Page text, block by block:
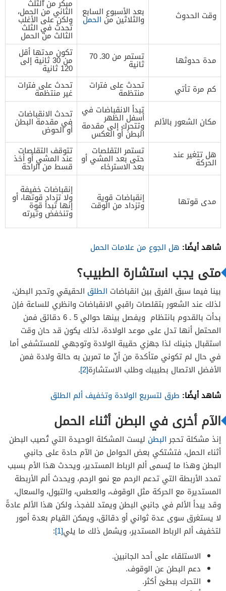
وقت الحدوث بعد الأسبوع السابع
والثلاثين من الحمل
مبكر من الثلث
الثاني من الحمل،
ولكن على الأغلب
تحدث في الثلث
الثالث من الحمل
مدة حدوثها
تستمر من 30ـ 70
ثانية
تكون مدتها أقل
من 30 ثانية إلى
120 ثانية
كم مرة تأتي
تحدث على فترات
منتظمة
تحدث على فترات
غير منتظمة
مكان الشعور بالألم
تبدأ الانقباضات في
أسفل الظهر
وتتحرك إلى مقدمة
البطن أو العكس
تحدث الانقباضات
في مقدمة البطن
أو الحوض
هل تتغير عند
الحركة
تستمر التقلصات
حتى بعد المشي أو
بعد الاسترخاء
تتوقف التقلصات
عند المشي أو أخذ
قسط من الراحة
مدى قوتها إنقباضات قوية
وتزداد من الوقت
إنقباضات خفيفة
ولا تزداد قوتها، أو
إنها تبدأ قوة
وتنخفض وتيرته
شاهد أيضًا: هل الجوع من علامات الحمل
متى يجب استشارة الطبيب؟
بينا فيما سبق الفرق بين انقباضات الطلق الحقيقي وتحجر البطن،
لذلك عند الشعور بتقلصات راقبي الانقباضات وانظري للساعة فإن
بدأت بالقدوم بانتظام ويفصل بينها حوالي 5 ـ 6 دقائق فمن
المحتمل أنها تدل على موعد الولادة، لذلك يكون قد حان وقت
استقبال جنينك لذا جهزي حقيبة الولادة وتوجهي للمستشفى أما
في حال لم تكوني متأكدة من أنّ ما تمرين به حالة ولادة فمن
الأفضل الاتصال بطبيبك وطلب الاستشارة[2]
.
شاهد أيضًا: طرق لتسريع الولادة وتخفيف ألم الطلق
الآم أخرى في البطن أثناء الحمل
إنذ مشكلة تحجرالبطن ليست المشكلة الوحيدة التي تُصيب البطن
أثناء الحمل، فتشتكي بعض الحوامل من الآم حادة على جانبي
البطن وهذا ما يُسمى ألم الرباط المستدير، ويحدث هذا الأم بسبب
تمدد الأربطة التي تدعم الرحم مع نمو الرحم، ويحدث ألم الأربطة
المستديرة مع الحركة مثل الوقوف، والعطس، والتبول، والسعال،
وقد يبدأ الألم في جانبي البطن ويمتد للفجذ، ولكن هذا الألم عادةً
لا يستغرق سوى عدة ثواني أو دقائق، ويمكن القيام بعدة أمور
لتخفيف ألم الرباط المستدير، ويشمل ذلك ما يلي[1]
:
الاستلقاء على أحد الجانبين.
دعم البطن عن الوقوف.
التحرك ببطئ أكثر.